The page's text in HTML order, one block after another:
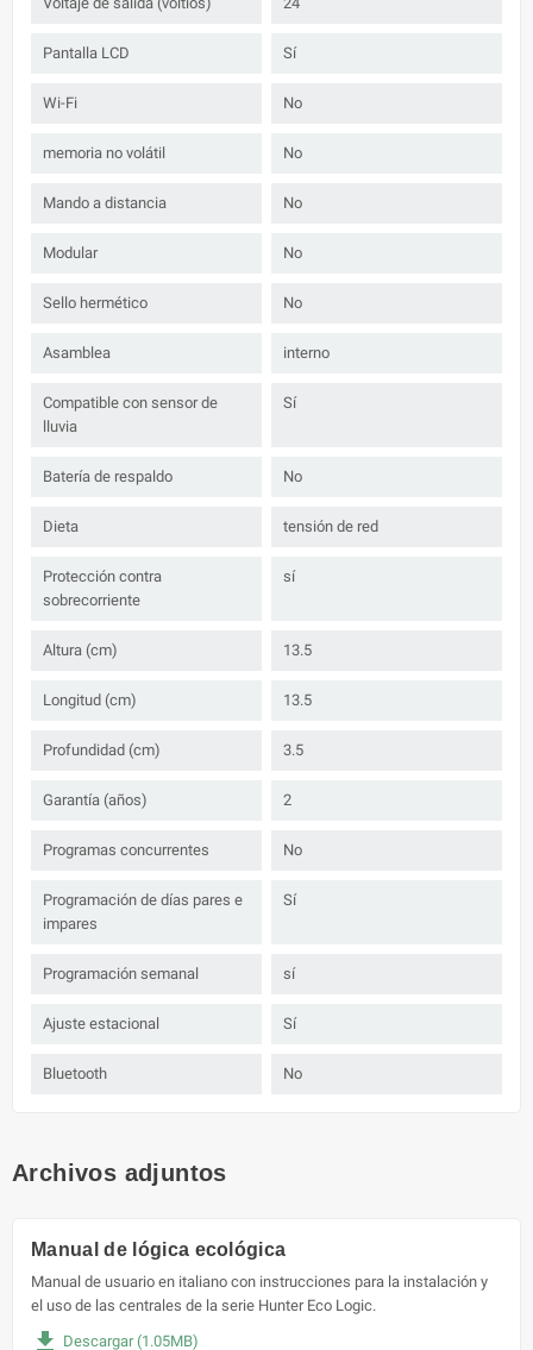
Pantalla LCD Sí
Wi-Fi No
memoria no volátil No
Mando a distancia No
Modular No
Sello hermético No
Asamblea interno
Compatible con sensor de
lluvia
Sí
Batería de respaldo No
Dieta tensión de red
Protección contra
sobrecorriente
sí
Altura (cm) 13.5
Longitud (cm) 13.5
Profundidad (cm) 3.5
Garantía (años) 2
Programas concurrentes No
Programación de días pares e
impares
Sí
Programación semanal sí
Ajuste estacional Sí
Bluetooth No
Archivos adjuntos
Manual de lógica ecológica
Manual de usuario en italiano con instrucciones para la instalación y
el uso de las centrales de la serie Hunter Eco Logic.
file_download Descargar (1.05MB)